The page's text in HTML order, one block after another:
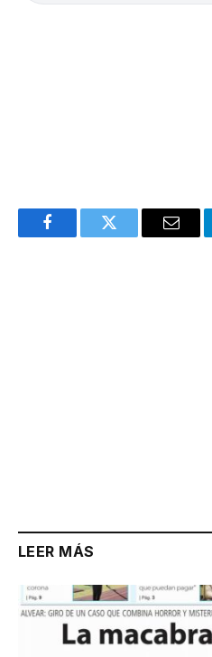
FacebookTwitter Email
LEER MÁS